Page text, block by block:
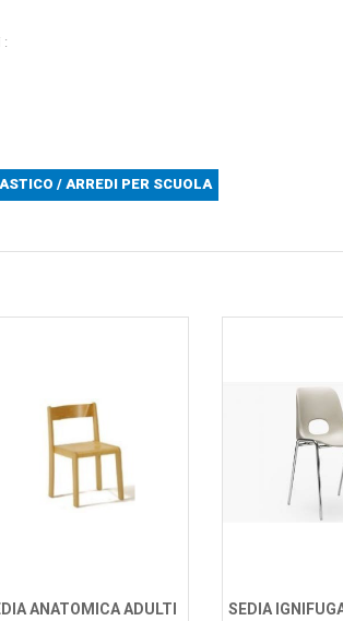
:
/ ARREDI PER SCUOLA
ANATOMICA ADULTI
SEDIA